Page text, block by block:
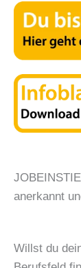
anerkannt
Willst du